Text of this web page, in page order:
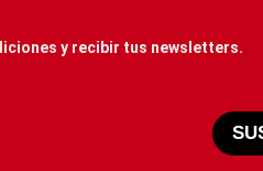
y recibir tus newsletters.